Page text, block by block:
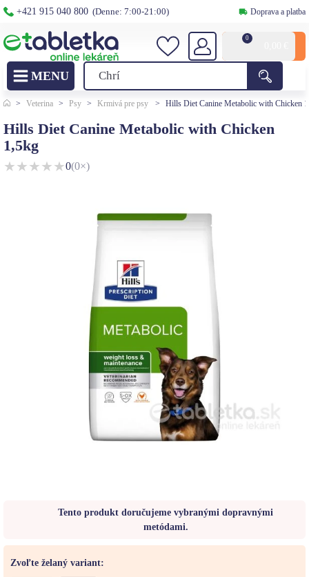
+421 915 040 800 (Denne: 7:00-21:00) Doprava a platba
0
> Veterina > Psy > Krmivá pre psy > Hills Diet Canine Metabolic with Chicken
Hills Diet Canine Metabolic with Chicken
1,5kg
★★★★★0(0×)
Tento produkt doručujeme vybranými dopravnými
metódami.
Zvoľte želaný variant: